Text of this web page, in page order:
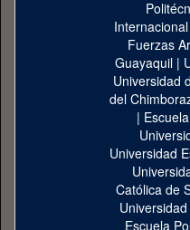
Fuerzas
Guayaquil|
Universidad
del
|
Universidad
Católica de
Escuela